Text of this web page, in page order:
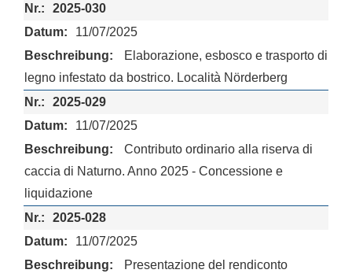
2025-030
11/07/2025
Elaborazione, esbosco e trasporto di
legno infestato da bostrico. Località Nörderberg
2025-029
11/07/2025
Contributo ordinario alla riserva di
caccia di Naturno. Anno 2025 - Concessione e
liquidazione
2025-028
11/07/2025
Presentazione del rendiconto